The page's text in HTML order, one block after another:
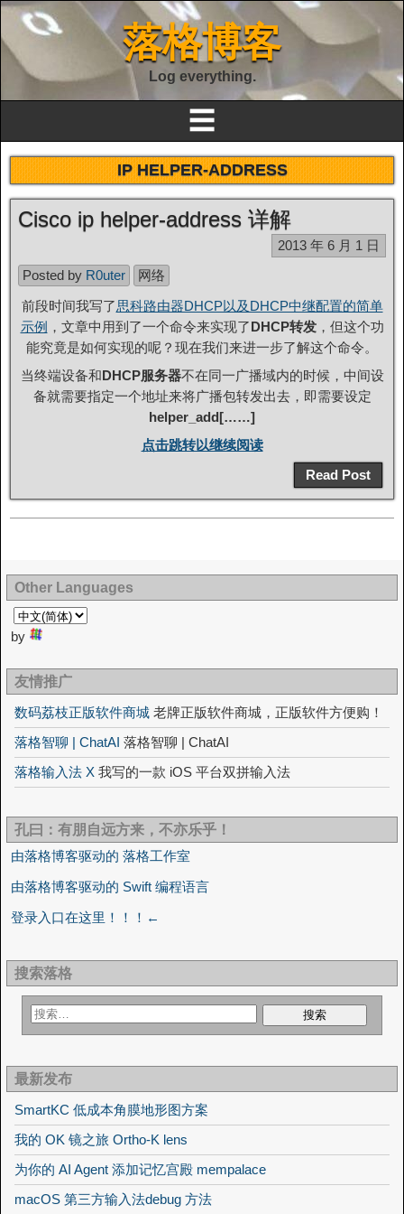
落格博客
Log everything.
☰
IP HELPER-ADDRESS
Cisco ip helper-address 详解
2013 年 6 月 1 日
Posted by R0uter
网络
前段时间我写了思科路由器DHCP以及DHCP中继配置的简单
示例 ，文章中用到了一个命令来实现了DHCP转发，但这个功
能究竟是如何实现的呢？现在我们来进一步了解这个命令。
当终端设备和DHCP服务器不在同一广播域内的时候，中间设
备就需要指定一个地址来将广播包转发出去，即需要设定
helper_add[……]
点击跳转以继续阅读
Read Post
Other Languages
by
友情推广
数码荔枝正版软件商城 老牌正版软件商城，正版软件方便购！
落格智聊 | ChatAI 落格智聊 | ChatAI
落格输入法 X 我写的一款 iOS 平台双拼输入法
孔曰：有朋自远方来，不亦乐乎！
由落格博客驱动的 落格工作室
由落格博客驱动的 Swift 编程语言
登录入口在这里！！！←
搜索落格
最新发布
SmartKC 低成本角膜地形图方案
我的 OK 镜之旅 Ortho-K lens
为你的 AI Agent 添加记忆宫殿 mempalace
macOS 第三方输入法debug 方法